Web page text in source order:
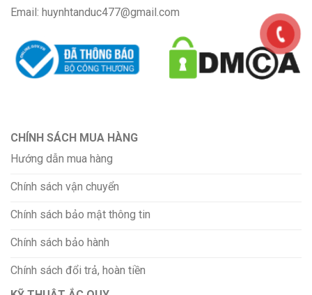
Email: huynhtanduc477@gmail.com
CHÍNH SÁCH MUA HÀNG
Hướng dẫn mua hàng
Chính sách vận chuyển
Chính sách bảo mật thông tin
Chính sách bảo hành
Chính sách đổi trả, hoàn tiền